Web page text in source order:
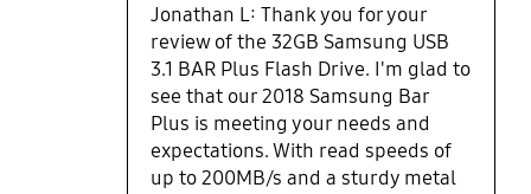
Jonathan L: Thank you for your
review of the 32GB Samsung USB
3.1 BAR Plus Flash Drive. I'm glad to
see that our 2018 Samsung Bar
Plus is meeting your needs and
expectations. With read speeds of
up to 200MB/s and a sturdy metal